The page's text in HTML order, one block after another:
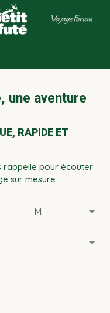
une aventure
RAPIDE ET
rappelle pour écouter
sur mesure.